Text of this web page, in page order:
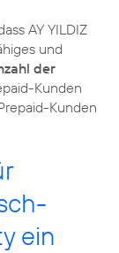
AY YILDIZ
und
der
Kunden
Kunden
ein